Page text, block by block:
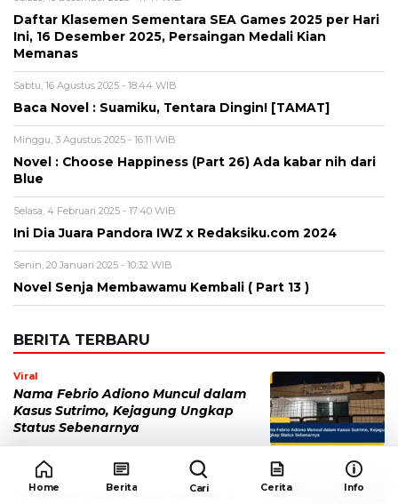
Daftar Klasemen Sementara SEA Games 2025 per Hari
Ini, 16 Desember 2025, Persaingan Medali Kian
Memanas
Sabtu, 16 Agustus 2025 - 18:44 WIB
Baca Novel : Suamiku, Tentara Dingin! [TAMAT]
Minggu, 3 Agustus 2025 - 16:11 WIB
Novel : Choose Happiness (Part 26) Ada kabar nih dari
Blue
Selasa, 4 Februari 2025 - 17:40 WIB
Ini Dia Juara Pandora IWZ x Redaksiku.com 2024
Senin, 20 Januari 2025 - 10:32 WIB
Novel Senja Membawamu Kembali ( Part 13 )
BERITA TERBARU
Viral
Nama Febrio Adiono Muncul dalam
Kasus Sutrimo, Kejagung Ungkap
Status Sebenarnya
Minggu, 9 Agu 2026 - 15:15 WIB
Olahraga
Persebaya Juara, Rachmat Irianto
Home Berita Cari Cerita Info